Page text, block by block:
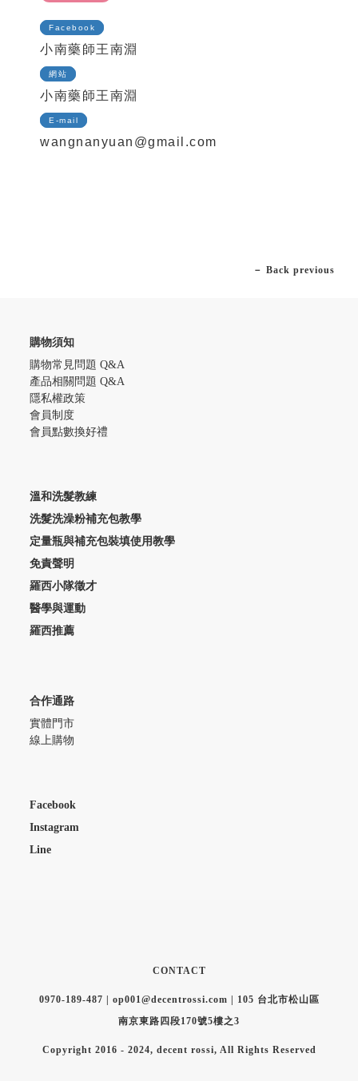
Facebook
小南藥師王南淵
網站
小南藥師王南淵
E-mail
wangnanyuan@gmail.com
－ Back previous
購物須知
購物常見問題 Q&A
產品相關問題 Q&A
隱私權政策
會員制度
會員點數換好禮
溫和洗髮教練
洗髮洗澡粉補充包教學
定量瓶與補充包裝填使用教學
免責聲明
羅西小隊徵才
醫學與運動
羅西推薦
合作通路
實體門市
線上購物
Facebook
Instagram
Line
CONTACT
0970-189-487 | op001@decentrossi.com | 105 台北市松山區
南京東路四段170號5樓之3
Copyright 2016 - 2024, decent rossi, All Rights Reserved